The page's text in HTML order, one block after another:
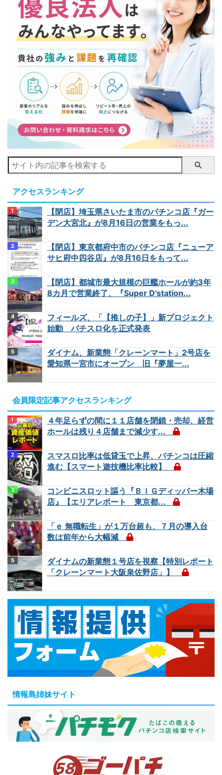
アクセスランキング
【閉店】埼玉県さいたま市のパチンコ店『ガー
デン大宮北』が8月16日の営業をもっ...
【閉店】東京都府中市のパチンコ店『ニューア
サヒ府中四谷店』が8月16日をもって...
【閉店】都城市最大規模の巨艦ホールが約3年
8カ月で営業終了、『Super D'station...
フィールズ、「【推しの子】」新プロジェクト
始動 パチスロ化を正式発表
ダイナム、新業態「クレーンマート」2号店を
愛知県一宮市にオープン 旧『夢屋一...
会員限定記事アクセスランキング
４年足らずの間に１１店舗を閉鎖・売却、経営
ホールは残り４店舗まで減少す...
スマスロ比率は低貸玉で上昇、パチンコは圧縮
進む【スマート遊技機比率比較】
コンビニスロット謳う『ＢＩＧディッパー木場
店』【エリアレポート 東京都...
「ｅ 無職転生」が１万台超も、７月の導入台
数は前年から大幅減
ダイナムの新業態１号店を視察【特別レポート
「クレーンマート大阪泉佐野店」】
情報島姉妹サイト